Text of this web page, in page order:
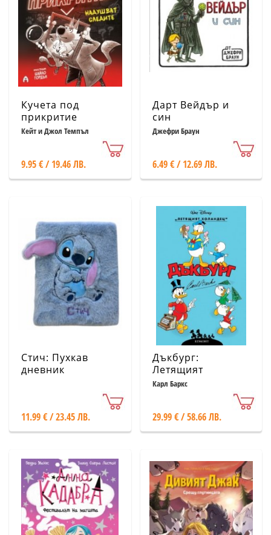
Кучета под
прикритие
надушват следите
Кейт и Джол Темпъл
9.95 € / 19.46 ЛВ.
Дарт Вейдър и
син
Джефри Браун
6.49 € / 12.69 ЛВ.
Стич: Пухкав
дневник
11.99 € / 23.45 ЛВ.
Дъкбург:
Летящият
холандец
Карл Баркс
29.99 € / 58.66 ЛВ.